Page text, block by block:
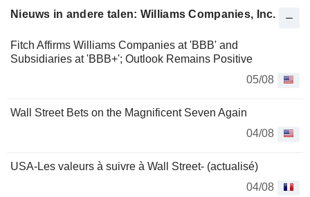
Nieuws in andere talen: Williams Companies, Inc.
Fitch Affirms Williams Companies at 'BBB' and
Subsidiaries at 'BBB+'; Outlook Remains Positive
05/08
Wall Street Bets on the Magnificent Seven Again
04/08
USA-Les valeurs à suivre à Wall Street- (actualisé)
04/08